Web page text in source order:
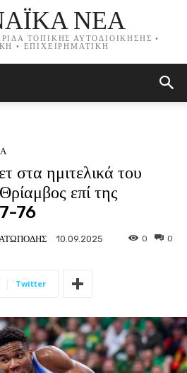
ΝΕΑ
ΤΟΠΙΚΗΣ ΑΥΤΟΔΙΟΙΚΗΣΗΣ •
• ΕΠΙΧΕΙΡΗΜΑΤΙΚΗ
στα ημιτελικά του
επί της
76
10.09.2025 0
0
Twitter